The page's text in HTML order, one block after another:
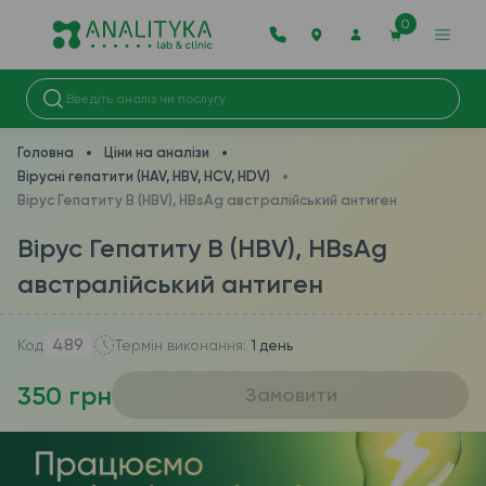
0
Головна
Ціни на аналізи
Вірусні гепатити (HAV, HBV, HCV, HDV)
Вірус Гепатиту B (HBV), HBsAg австралійський антиген
Вірус Гепатиту B (HBV), HBsAg
австралійський антиген
Код 489 Термін виконання: 1 день
350 грн Замовити